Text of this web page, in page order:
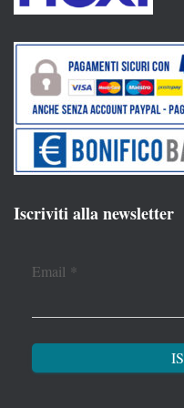
Iscriviti alla newsletter
Email *